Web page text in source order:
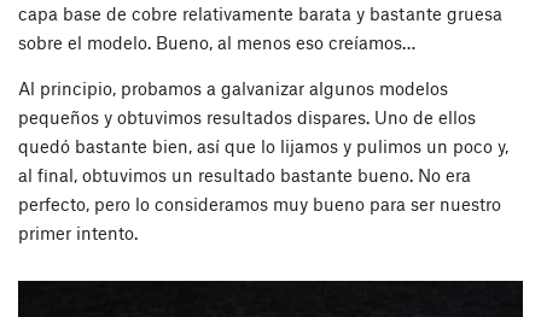
capa base de cobre relativamente barata y bastante gruesa
sobre el modelo. Bueno, al menos eso creíamos…
Al principio, probamos a galvanizar algunos modelos
pequeños y obtuvimos resultados dispares. Uno de ellos
quedó bastante bien, así que lo lijamos y pulimos un poco y,
al final, obtuvimos un resultado bastante bueno. No era
perfecto, pero lo consideramos muy bueno para ser nuestro
primer intento.